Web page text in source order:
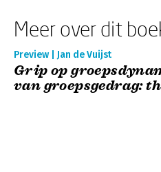
Meer over dit
Preview | Jan de Vuijst
Grip op
van groepsgedrag: